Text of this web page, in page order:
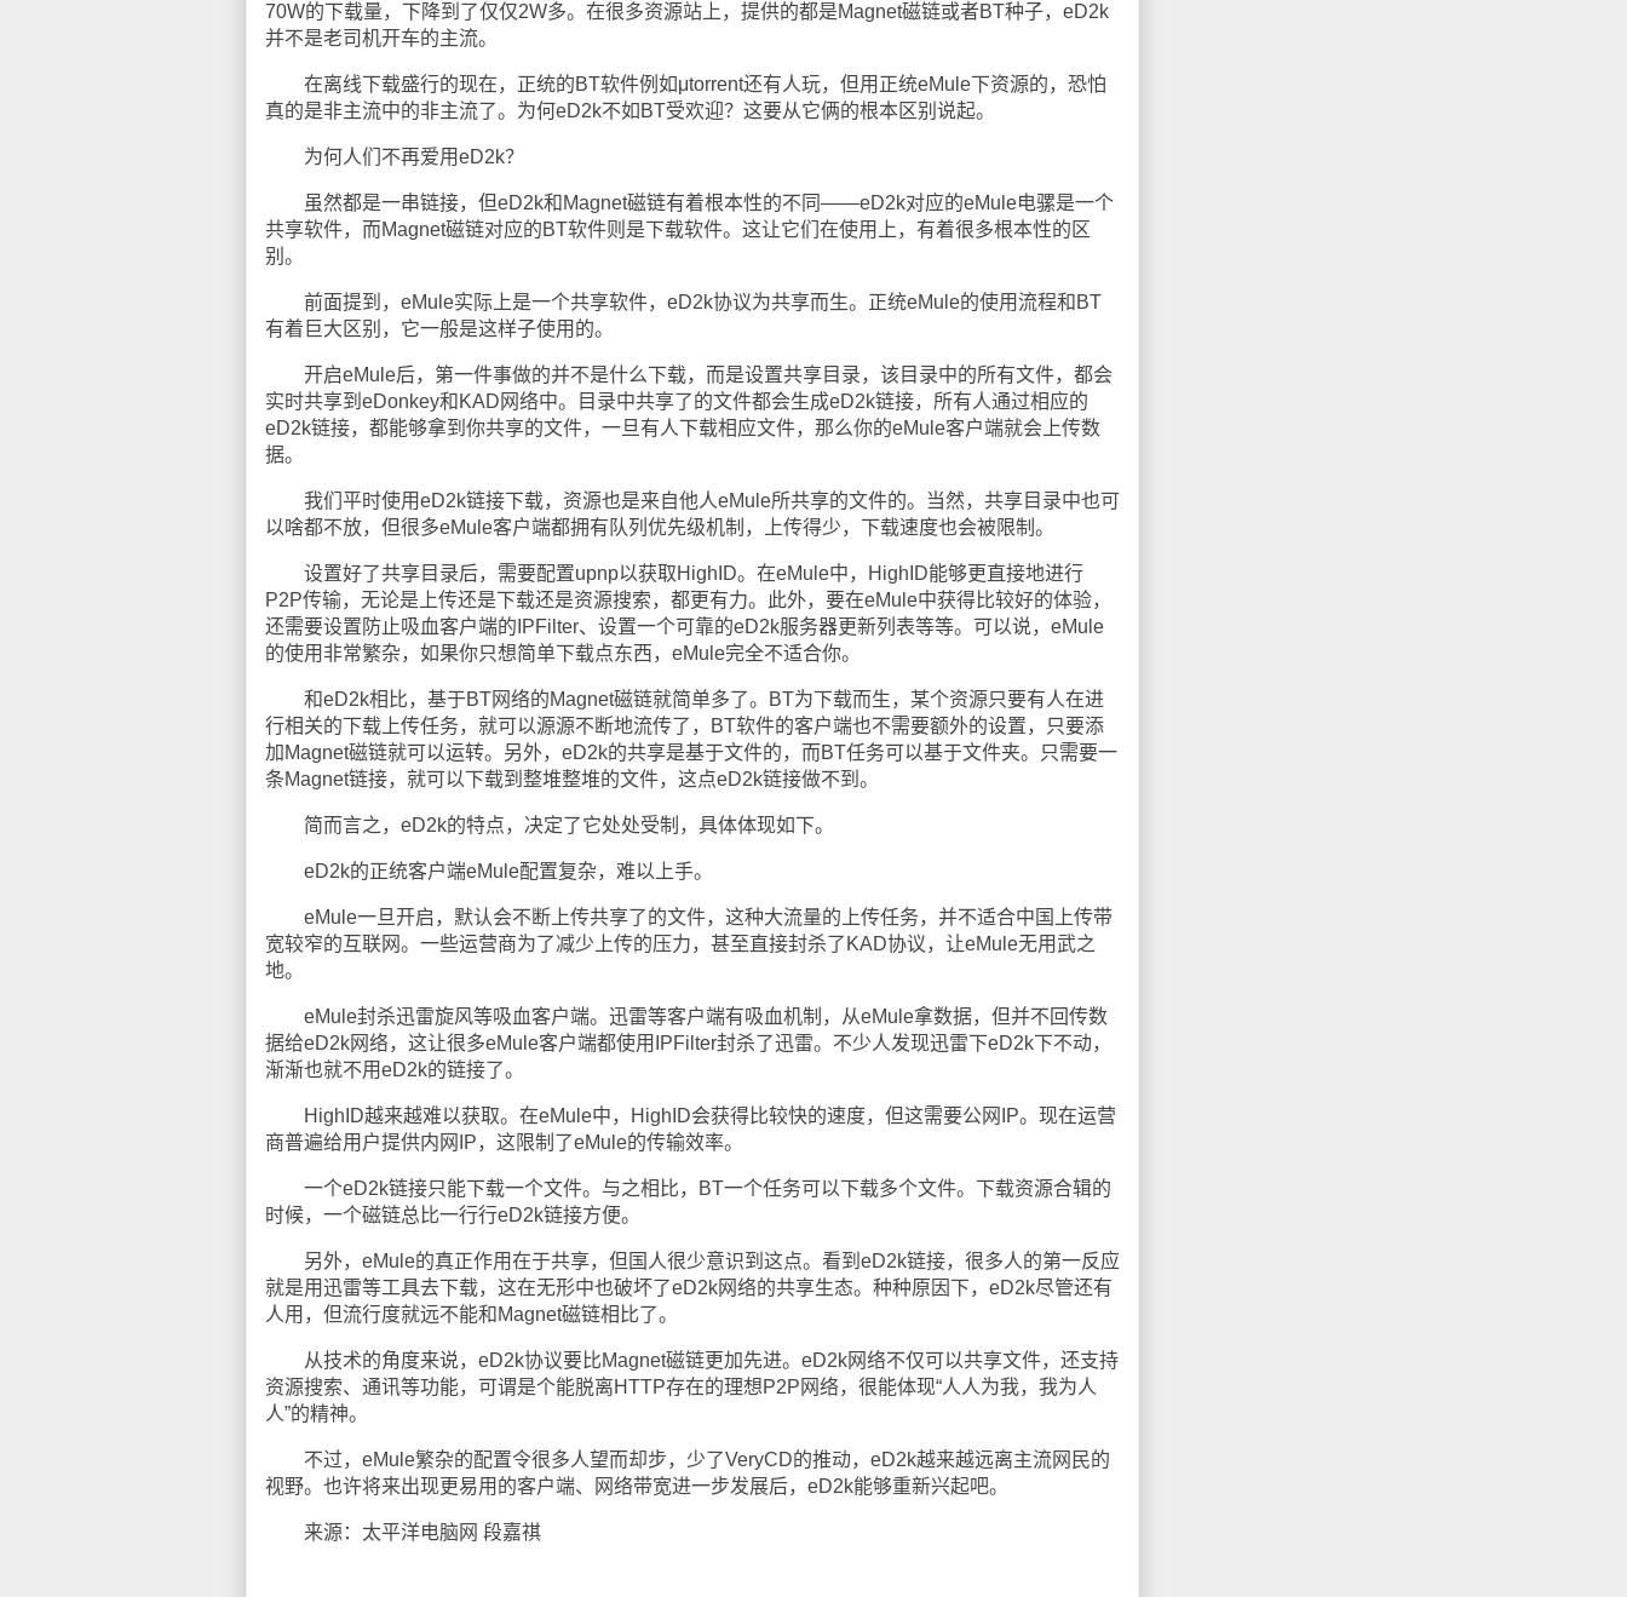
70W的下载量，下降到了仅仅2W多。在很多资源站上，提供的都是Magnet磁链或者BT种子，eD2k
并不是老司机开车的主流。
在离线下载盛行的现在，正统的BT软件例如μtorrent还有人玩，但用正统eMule下资源的，恐怕
真的是非主流中的非主流了。为何eD2k不如BT受欢迎？这要从它俩的根本区别说起。
为何人们不再爱用eD2k？
虽然都是一串链接，但eD2k和Magnet磁链有着根本性的不同——eD2k对应的eMule电骡是一个
共享软件，而Magnet磁链对应的BT软件则是下载软件。这让它们在使用上，有着很多根本性的区
别。
前面提到，eMule实际上是一个共享软件，eD2k协议为共享而生。正统eMule的使用流程和BT
有着巨大区别，它一般是这样子使用的。
开启eMule后，第一件事做的并不是什么下载，而是设置共享目录，该目录中的所有文件，都会
实时共享到eDonkey和KAD网络中。目录中共享了的文件都会生成eD2k链接，所有人通过相应的
eD2k链接，都能够拿到你共享的文件，一旦有人下载相应文件，那么你的eMule客户端就会上传数
据。
我们平时使用eD2k链接下载，资源也是来自他人eMule所共享的文件的。当然，共享目录中也可
以啥都不放，但很多eMule客户端都拥有队列优先级机制，上传得少，下载速度也会被限制。
设置好了共享目录后，需要配置upnp以获取HighID。在eMule中，HighID能够更直接地进行
P2P传输，无论是上传还是下载还是资源搜索，都更有力。此外，要在eMule中获得比较好的体验，
还需要设置防止吸血客户端的IPFilter、设置一个可靠的eD2k服务器更新列表等等。可以说，eMule
的使用非常繁杂，如果你只想简单下载点东西，eMule完全不适合你。
和eD2k相比，基于BT网络的Magnet磁链就简单多了。BT为下载而生，某个资源只要有人在进
行相关的下载上传任务，就可以源源不断地流传了，BT软件的客户端也不需要额外的设置，只要添
加Magnet磁链就可以运转。另外，eD2k的共享是基于文件的，而BT任务可以基于文件夹。只需要一
条Magnet链接，就可以下载到整堆整堆的文件，这点eD2k链接做不到。
简而言之，eD2k的特点，决定了它处处受制，具体体现如下。
eD2k的正统客户端eMule配置复杂，难以上手。
eMule一旦开启，默认会不断上传共享了的文件，这种大流量的上传任务，并不适合中国上传带
宽较窄的互联网。一些运营商为了减少上传的压力，甚至直接封杀了KAD协议，让eMule无用武之
地。
eMule封杀迅雷旋风等吸血客户端。迅雷等客户端有吸血机制，从eMule拿数据，但并不回传数
据给eD2k网络，这让很多eMule客户端都使用IPFilter封杀了迅雷。不少人发现迅雷下eD2k下不动，
渐渐也就不用eD2k的链接了。
HighID越来越难以获取。在eMule中，HighID会获得比较快的速度，但这需要公网IP。现在运营
商普遍给用户提供内网IP，这限制了eMule的传输效率。
一个eD2k链接只能下载一个文件。与之相比，BT一个任务可以下载多个文件。下载资源合辑的
时候，一个磁链总比一行行eD2k链接方便。
另外，eMule的真正作用在于共享，但国人很少意识到这点。看到eD2k链接，很多人的第一反应
就是用迅雷等工具去下载，这在无形中也破坏了eD2k网络的共享生态。种种原因下，eD2k尽管还有
人用，但流行度就远不能和Magnet磁链相比了。
从技术的角度来说，eD2k协议要比Magnet磁链更加先进。eD2k网络不仅可以共享文件，还支持
资源搜索、通讯等功能，可谓是个能脱离HTTP存在的理想P2P网络，很能体现“人人为我，我为人
人”的精神。
不过，eMule繁杂的配置令很多人望而却步，少了VeryCD的推动，eD2k越来越远离主流网民的
视野。也许将来出现更易用的客户端、网络带宽进一步发展后，eD2k能够重新兴起吧。
来源：太平洋电脑网 段嘉祺